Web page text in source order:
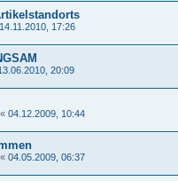
14.11.2010, 17:26
20:09
« 04.12.2009, 10:44
« 04.05.2009, 06:37